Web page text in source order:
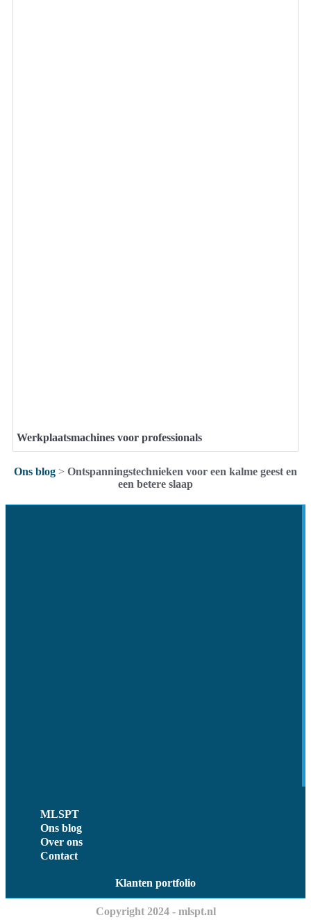
Werkplaatsmachines voor professionals
Ons blog > Ontspanningstechnieken voor een kalme geest en
een betere slaap
MLSPT
Ons blog
Over ons
Contact
Klanten portfolio
Copyright 2024 - mlspt.nl